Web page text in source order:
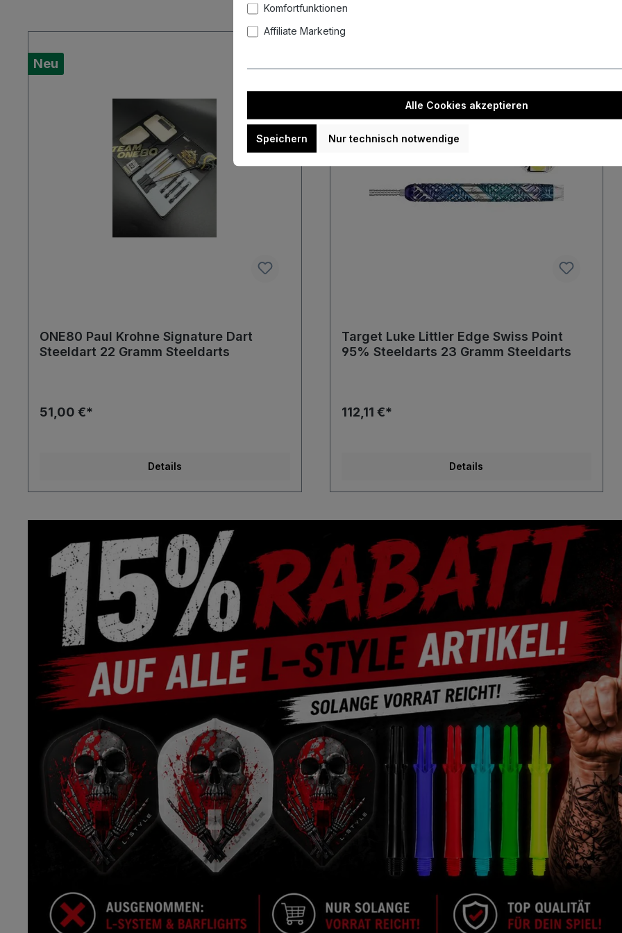
Neu
ONE80 Paul Krohne Signature Dart
Steeldart 22 Gramm Steeldarts
51,00 €*
Details
Target Luke Littler Edge Swiss Point
95% Steeldarts 23 Gramm Steeldarts
112,11 €*
Details
Komfortfunktionen
Affiliate Marketing
Alle Cookies akzeptieren
Speichern Nur technisch notwendige